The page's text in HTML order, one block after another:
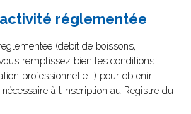
activité réglementée
(débit de boissons,
remplissez bien les conditions
professionnelle...) pour obtenir
nécessaire à l’inscription au Registre du